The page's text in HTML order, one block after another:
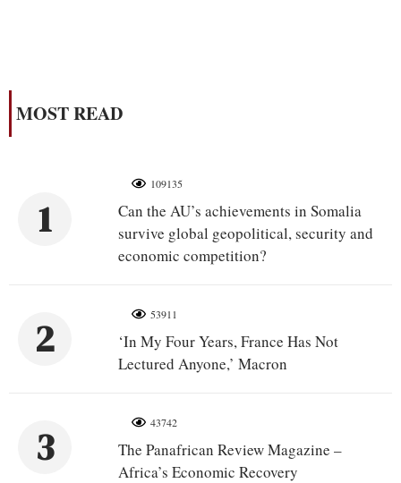
MOST READ
1
109135
Can the AU’s achievements in Somalia
survive global geopolitical, security and
economic competition?
2
53911
‘In My Four Years, France Has Not
Lectured Anyone,’ Macron
3
43742
The Panafrican Review Magazine –
Africa’s Economic Recovery